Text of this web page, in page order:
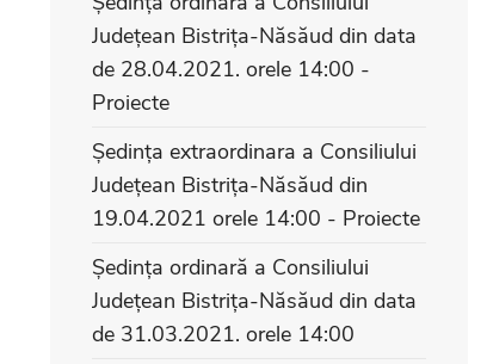
Județean Bistrița-Năsăud din data
de 28.04.2021. orele 14:00 -
Proiecte
Ședința extraordinara a Consiliului
Județean Bistrița-Năsăud din
19.04.2021 orele 14:00 - Proiecte
Ședința ordinară a Consiliului
Județean Bistrița-Năsăud din data
de 31.03.2021. orele 14:00